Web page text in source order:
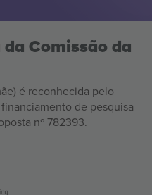
Comissão da
é reconhecida pelo
de pesquisa
nº 782393.